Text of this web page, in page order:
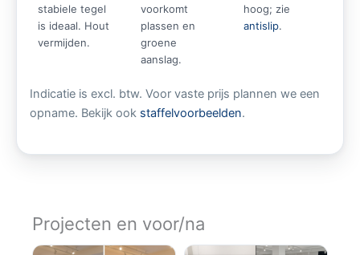
stabiele tegel
is ideaal. Hout
vermijden.
voorkomt
plassen en
groene
aanslag.
hoog; zie
antislip.
Indicatie is excl. btw. Voor vaste prijs plannen we een
opname. Bekijk ook staffelvoorbeelden.
Projecten en voor/na